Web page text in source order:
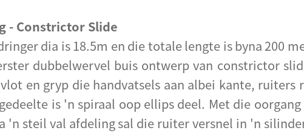
- Constrictor Slide
dia is 18.5m en die totale lengte is byna 200
dubbelwervel buis ontwerp van constrictor
en gryp die handvatsels aan albei kante,
is 'n spiraal oop ellips deel. Met die
'n steil val afdeling sal die ruiter versnel in 'n